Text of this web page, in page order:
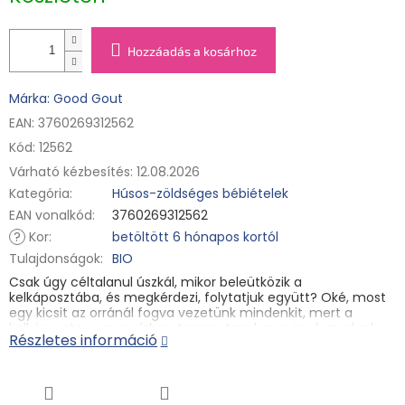
Hozzáadás a kosárhoz
Márka: Good Gout
EAN: 3760269312562
Kód: 12562
Várható kézbesítés: 12.08.2026
Kategória:
Húsos-zöldséges bébiételek
EAN vonalkód:
3760269312562
? Kor:
betöltött 6 hónapos kortól
Tulajdonságok: BIO
Csak úgy céltalanul úszkál, mikor beleütközik a
kelkáposztába, és megkérdezi, folytatjuk együtt? Oké, most
egy kicsit az orránál fogva vezetünk mindenkit, mert a
kelkáposzta nem a vízben terem. Azonban nem hazudunk,
ha azt mondjuk, hogy a kelkáposzta nagyszerű zöldség.
lazac, ami egy csipet kaporral remekül bevált étel, amit
Részletes információ